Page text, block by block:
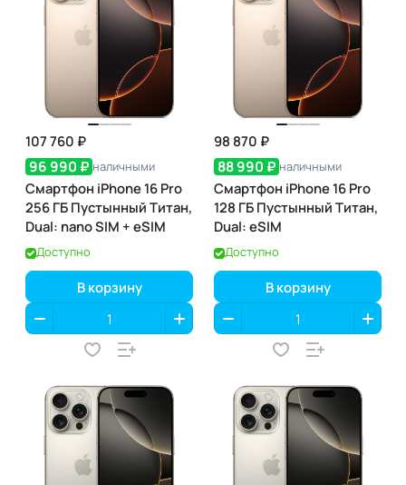
107 760 ₽
96 990 ₽ наличными
Смартфон iPhone 16 Pro
256 ГБ Пустынный Титан,
Dual: nano SIM + eSIM
Доступно
В корзину
98 870 ₽
88 990 ₽ наличными
Смартфон iPhone 16 Pro
128 ГБ Пустынный Титан,
Dual: eSIM
Доступно
В корзину